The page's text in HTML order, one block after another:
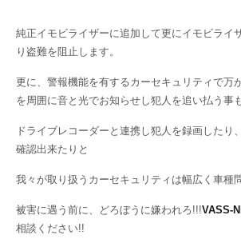
純正イモビライザーに追加して更にイモビライ
り盗難を阻止します。
更に、警報機能を有するカーセキュリティで万
を周囲に音と光でお知らせし犯人を追い払う事
ドライブレコーダーと連携し犯人を録画したり
確認出来たりと
我々が取り扱うカーセキュリティは幅広く車種
被害に遇う前に、どろぼうに嫌われろ!!!VASS-
相談ください!!